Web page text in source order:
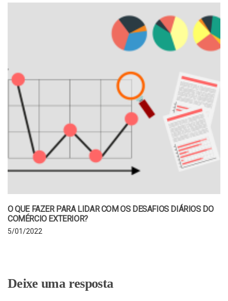
O QUE FAZER PARA LIDAR COM OS DESAFIOS DIÁRIOS DO
COMÉRCIO EXTERIOR?
5/01/2022
Deixe uma resposta